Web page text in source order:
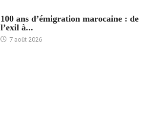
100 ans d’émigration marocaine : de
l’exil à...
7 août 2026